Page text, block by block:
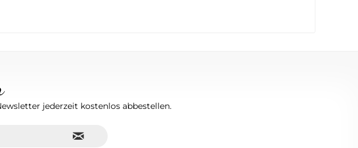
jederzeit kostenlos abbestellen.